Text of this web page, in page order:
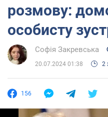
розмову:
особисту
Софія Закревська
20.07.2024 01:38 2
156